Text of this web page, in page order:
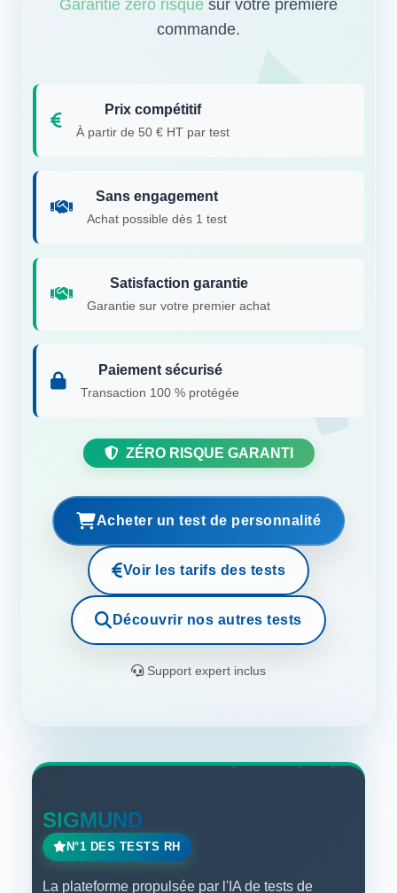
Garantie zéro risque sur votre première
commande.
Prix compétitif
À partir de 50 € HT par test
Sans engagement
Achat possible dès 1 test
Satisfaction garantie
Garantie sur votre premier achat
Paiement sécurisé
Transaction 100 % protégée
ZÉRO RISQUE GARANTI
Acheter un test de personnalité
Voir les tarifs des tests
Découvrir nos autres tests
Support expert inclus
SIGMUND
N°1 DES TESTS RH
La plateforme propulsée par l'IA de tests de